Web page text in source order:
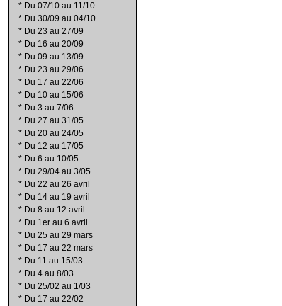
* Du 07/10 au 11/10
* Du 30/09 au 04/10
* Du 23 au 27/09
* Du 16 au 20/09
* Du 09 au 13/09
* Du 23 au 29/06
* Du 17 au 22/06
* Du 10 au 15/06
* Du 3 au 7/06
* Du 27 au 31/05
* Du 20 au 24/05
* Du 12 au 17/05
* Du 6 au 10/05
* Du 29/04 au 3/05
* Du 22 au 26 avril
* Du 14 au 19 avril
* Du 8 au 12 avril
* Du 1er au 6 avril
* Du 25 au 29 mars
* Du 17 au 22 mars
* Du 11 au 15/03
* Du 4 au 8/03
* Du 25/02 au 1/03
* Du 17 au 22/02